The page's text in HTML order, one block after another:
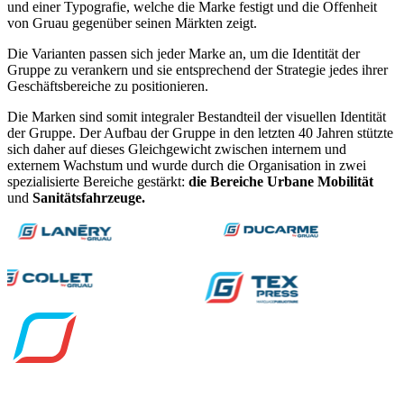
und einer Typografie, welche die Marke festigt und die Offenheit
von Gruau gegenüber seinen Märkten zeigt.
Die Varianten passen sich jeder Marke an, um die Identität der
Gruppe zu verankern und sie entsprechend der Strategie jedes ihrer
Geschäftsbereiche zu positionieren.
Die Marken sind somit integraler Bestandteil der visuellen Identität
der Gruppe. Der Aufbau der Gruppe in den letzten 40 Jahren stützte
sich daher auf dieses Gleichgewicht zwischen internem und
externem Wachstum und wurde durch die Organisation in zwei
spezialisierte Bereiche gestärkt: die Bereiche Urbane Mobilität
und Sanitätsfahrzeuge.